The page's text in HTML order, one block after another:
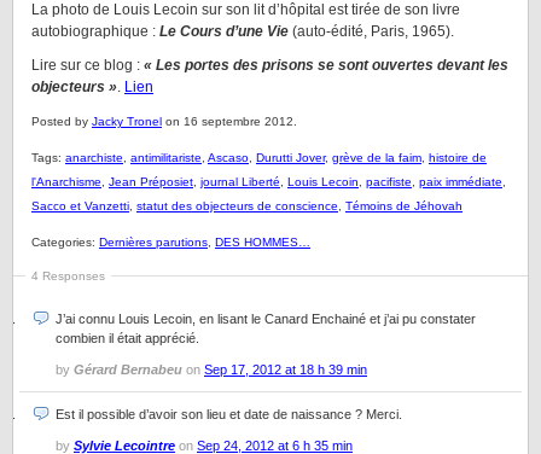
La photo de Louis Lecoin sur son lit d’hôpital est tirée de son livre
autobiographique : Le Cours d’une Vie (auto-édité, Paris, 1965).
Lire sur ce blog : « Les portes des prisons se sont ouvertes devant les
objecteurs ». Lien
Posted by Jacky Tronel on 16 septembre 2012.
Tags: anarchiste antimilitariste Ascaso Durutti Jover, grève de la faim histoire de
l'Anarchisme
Jean Préposiet journal Liberté Louis Lecoin pacifiste paix immédiate
Sacco et Vanzetti statut des objecteurs de conscience Témoins de Jéhovah
Categories: Dernières parutions DES HOMMES…
4 Responses
J’ai connu Louis Lecoin, en lisant le Canard Enchainé et j’ai pu constater
combien il était apprécié.
by Gérard Bernabeu on Sep 17, 2012 at 18 h 39 min
Est il possible d’avoir son lieu et date de naissance ? Merci.
by Sylvie Lecointre on Sep 24, 2012 at 6 h 35 min